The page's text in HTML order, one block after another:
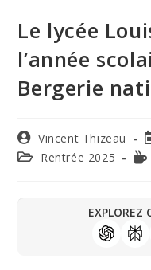
Le lycée
l’année
Bergerie
Vincent Thizeau
Rentrée 2025
EXPLOREZ